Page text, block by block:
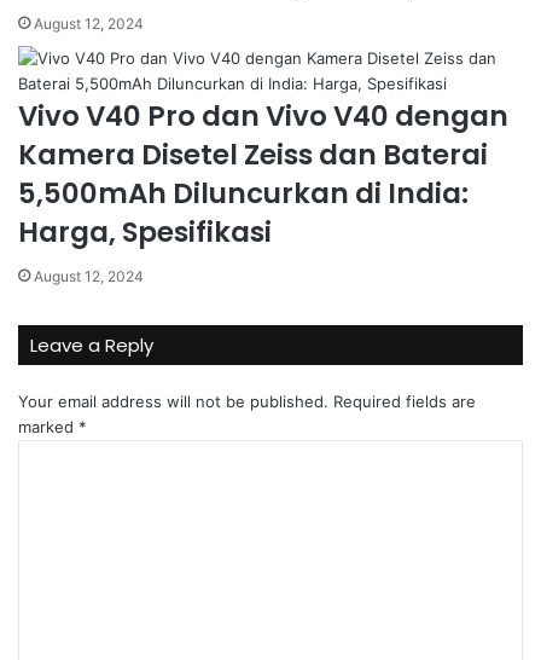
August 12, 2024
Vivo V40 Pro dan Vivo V40 dengan
Kamera Disetel Zeiss dan Baterai
5,500mAh Diluncurkan di India:
Harga, Spesifikasi
August 12, 2024
Leave a Reply
Your email address will not be published. Required fields are
marked *